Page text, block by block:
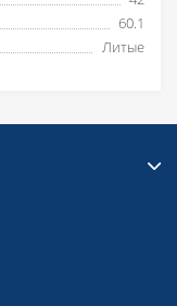
60.1
Литые